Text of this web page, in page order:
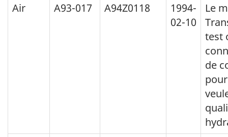
Air
A93-017 A94Z0118
1994-
02-10
Le
test
de